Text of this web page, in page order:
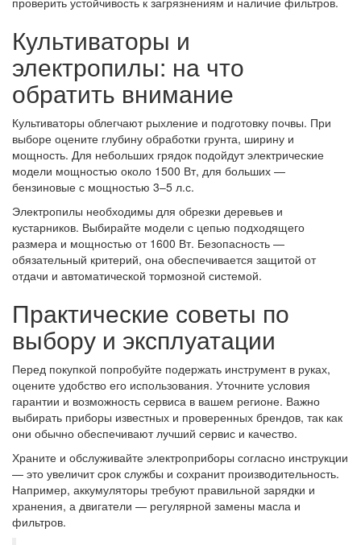
Культиваторы и
электропилы: на что
обратить внимание
Культиваторы облегчают рыхление и подготовку почвы. При
выборе оцените глубину обработки грунта, ширину и
мощность. Для небольших грядок подойдут электрические
модели мощностью около 1500 Вт, для больших —
бензиновые с мощностью 3–5 л.с.
Электропилы необходимы для обрезки деревьев и
кустарников. Выбирайте модели с цепью подходящего
размера и мощностью от 1600 Вт. Безопасность —
обязательный критерий, она обеспечивается защитой от
отдачи и автоматической тормозной системой.
Практические советы по
выбору и эксплуатации
Перед покупкой попробуйте подержать инструмент в руках,
оцените удобство его использования. Уточните условия
гарантии и возможность сервиса в вашем регионе. Важно
выбирать приборы известных и проверенных брендов, так как
они обычно обеспечивают лучший сервис и качество.
Храните и обслуживайте электроприборы согласно инструкции
— это увеличит срок службы и сохранит производительность.
Например, аккумуляторы требуют правильной зарядки и
хранения, а двигатели — регулярной замены масла и
фильтров.